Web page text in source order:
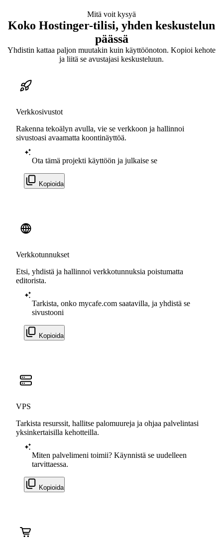
Mitä voit kysyä
Koko Hostinger-tilisi, yhden keskustelun
päässä
Yhdistin kattaa paljon muutakin kuin käyttöönoton. Kopioi kehote
ja liitä se avustajasi keskusteluun.
Verkkosivustot
Rakenna tekoälyn avulla, vie se verkkoon ja hallinnoi
sivustoasi avaamatta koontinäyttöä.
Ota tämä projekti käyttöön ja julkaise se
Kopioida
Verkkotunnukset
Etsi, yhdistä ja hallinnoi verkkotunnuksia poistumatta
editorista.
Tarkista, onko mycafe.com saatavilla, ja yhdistä se
sivustooni
Kopioida
VPS
Tarkista resurssit, hallitse palomuureja ja ohjaa palvelintasi
yksinkertaisilla kehotteilla.
Miten palvelimeni toimii? Käynnistä se uudelleen
tarvittaessa.
Kopioida